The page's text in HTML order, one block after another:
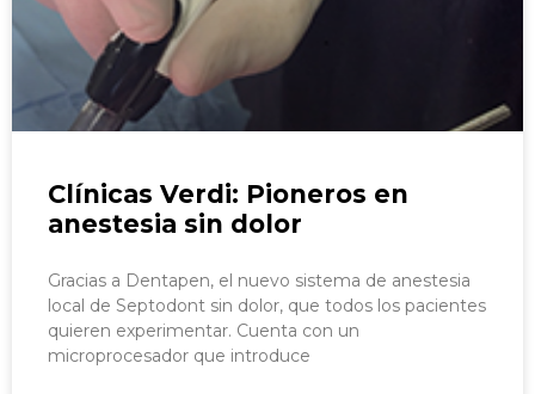
Clínicas Verdi: Pioneros en
anestesia sin dolor
Gracias a Dentapen, el nuevo sistema de anestesia
local de Septodont sin dolor, que todos los pacientes
quieren experimentar. Cuenta con un
microprocesador que introduce